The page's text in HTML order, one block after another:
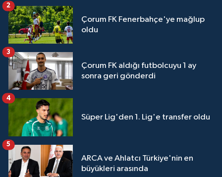
Çorum FK Fenerbahçe'ye mağlup
oldu
2
Çorum FK aldığı futbolcuyu 1 ay
sonra geri gönderdi
3
Süper Lig'den 1. Lig'e transfer oldu
4
ARCA ve Ahlatcı Türkiye'nin en
büyükleri arasında
5